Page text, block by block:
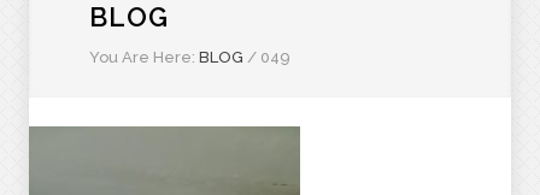
BLOG
You Are Here: BLOG / 049